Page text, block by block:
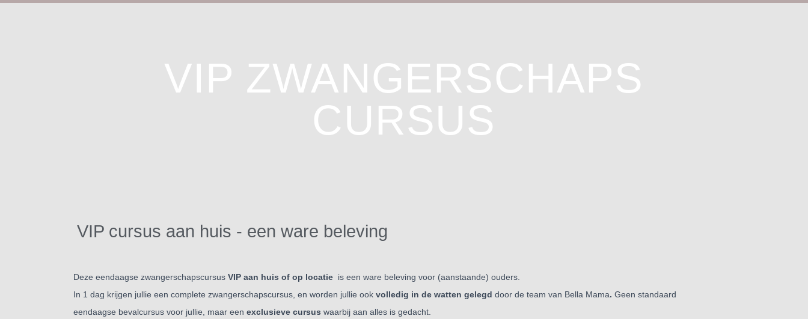
VIP ZWANGERSCHAPS
CURSUS
VIP cursus aan huis - een ware beleving
Deze eendaagse zwangerschapscursus VIP aan huis of op locatie is een ware beleving voor (aanstaande) ouders.
In 1 dag krijgen jullie een complete zwangerschapscursus, en worden jullie ook volledig in de watten gelegd door de team van Bella Mama. Geen standaard
eendaagse bevalcursus voor jullie, maar een exclusieve cursus waarbij aan alles is gedacht.